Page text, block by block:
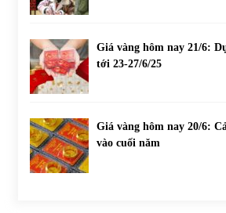
Giá vàng hôm nay 21/6:
tới 23-27/6/25
Giá vàng hôm nay 20/6:
vào cuối năm